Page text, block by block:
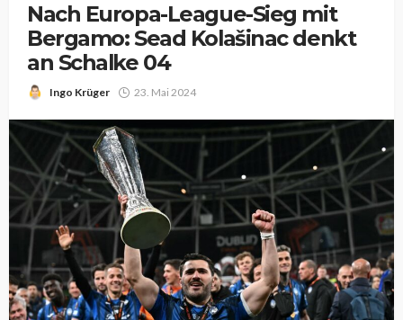
Nach Europa-League-Sieg mit
Bergamo: Sead Kolašinac denkt
an Schalke 04
Ingo Krüger 23. Mai 2024